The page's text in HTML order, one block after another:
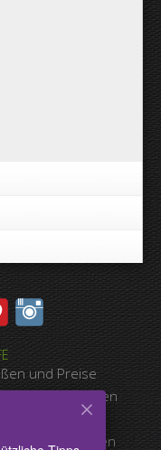
und Preise